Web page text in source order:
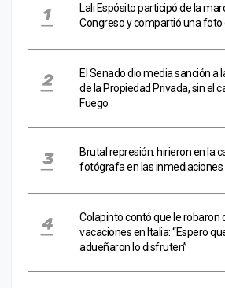
Lali Espósito participó de la
Congreso y compartió una foto
El Senado dio media sanción a
de la Propiedad Privada, sin el
Fuego
Brutal represión: hirieron en la
fotógrafa en las inmediaciones
Colapinto contó que le robaron
vacaciones en Italia: “Espero
adueñaron lo disfruten”